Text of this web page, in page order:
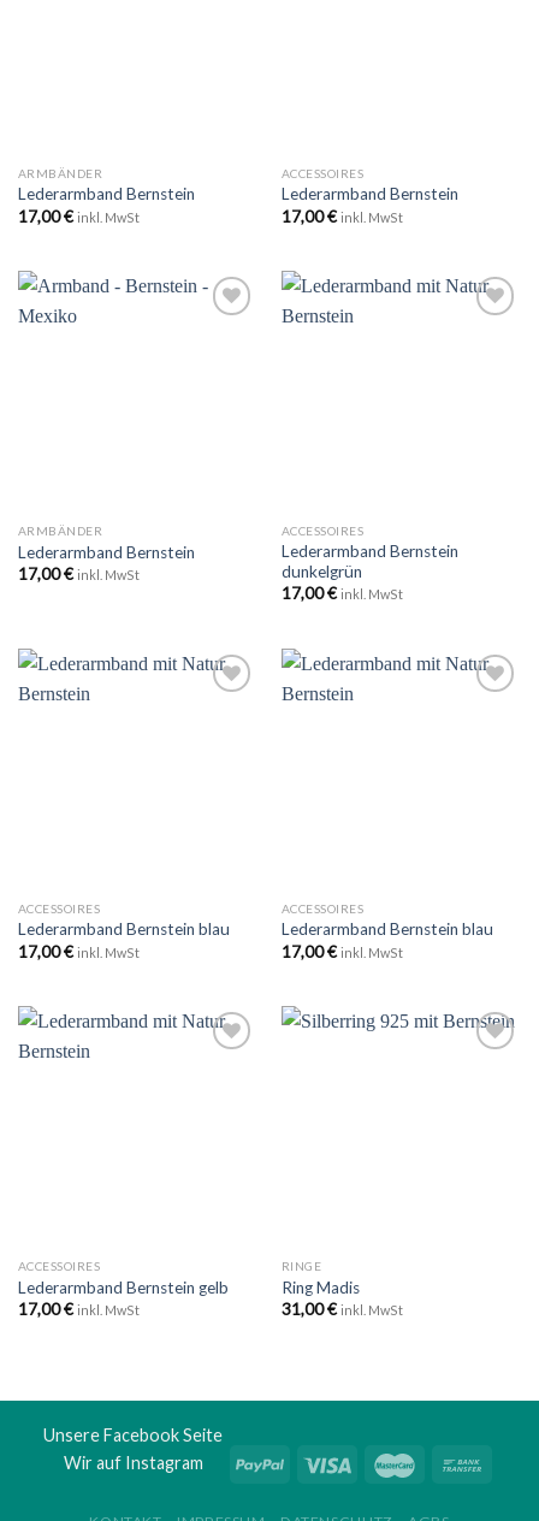
ARMBÄNDER
Lederarmband Bernstein
17,00€ inkl. MwSt
ACCESSOIRES
Lederarmband Bernstein
17,00€ inkl. MwSt
ARMBÄNDER
Lederarmband Bernstein
17,00€ inkl. MwSt
ACCESSOIRES
Lederarmband Bernstein
dunkelgrün
17,00€ inkl. MwSt
ACCESSOIRES
Lederarmband Bernstein blau
17,00€ inkl. MwSt
ACCESSOIRES
Lederarmband Bernstein blau
17,00€ inkl. MwSt
ACCESSOIRES
Lederarmband Bernstein gelb
17,00€ inkl. MwSt
RINGE
Ring Madis
31,00€ inkl. MwSt
Unsere Facebook Seite
Wir auf Instagram